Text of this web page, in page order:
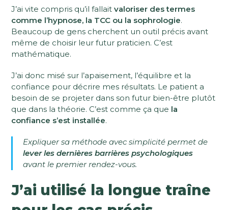
J’ai vite compris qu’il fallaitvaloriser des termes
comme l’hypnose, la TCC ou la sophrologie.
Beaucoup de gens cherchent un outil précis avant
même de choisir leur futur praticien. C’est
mathématique.
J’ai donc misé sur l’apaisement, l’équilibre et la
confiance pour décrire mes résultats. Le patient a
besoin de se projeter dans son futur bien-être plutôt
que dans la théorie. C’est comme ça que la
confiance s’est installée.
Expliquer sa méthode avec simplicité permet de
lever les dernières barrières psychologiques
avant le premier rendez-vous.
J’ai utilisé la longue traîne